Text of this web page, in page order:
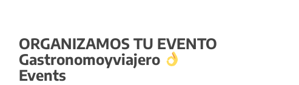
ORGANIZAMOS TU EVENTO
Gastronomoyviajero
Events